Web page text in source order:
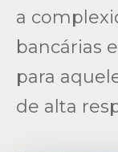
a
bancárias
para
de alta